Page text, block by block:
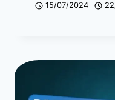
15/07/2024